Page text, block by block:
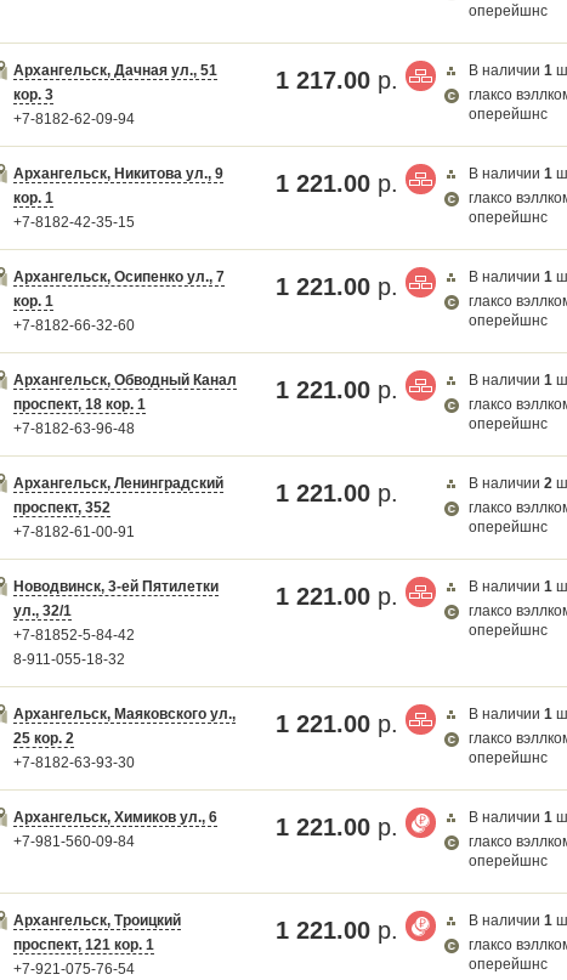
оперейшнс
Архангельск, Дачная ул., 51
кор. 3
+7-8182-62-09-94
1 217.00 р. В наличии1
глаксо
оперейшнс
Архангельск, Никитова ул., 9
кор. 1
+7-8182-42-35-15
1 221.00 р. В наличии1
глаксо
оперейшнс
Архангельск, Осипенко ул., 7
кор. 1
+7-8182-66-32-60
1 221.00 р. В наличии1
глаксо
оперейшнс
Архангельск, Обводный Канал
проспект, 18 кор. 1
+7-8182-63-96-48
1 221.00 р. В наличии1
глаксо
оперейшнс
Архангельск, Ленинградский
проспект, 352
+7-8182-61-00-91
1 221.00 р. В наличии2
глаксо
оперейшнс
Новодвинск, 3-ей Пятилетки
ул., 32/1
+7-81852-5-84-42
8-911-055-18-32
1 221.00 р. В наличии1
глаксо
оперейшнс
Архангельск, Маяковского ул.,
25 кор. 2
+7-8182-63-93-30
1 221.00 р. В наличии1
глаксо
оперейшнс
Архангельск, Химиков ул., 6
+7-981-560-09-84
1 221.00 р. В наличии1
глаксо
оперейшнс
Архангельск, Троицкий
проспект, 121 кор. 1
+7-921-075-76-54
1 221.00 р. В наличии1
глаксо
оперейшнс